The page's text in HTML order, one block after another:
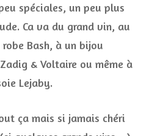
spéciales, un peu plus
Ca va du grand vin, au
Bash, à un bijou
& Voltaire ou même à
Lejaby.
ça mais si jamais chéri